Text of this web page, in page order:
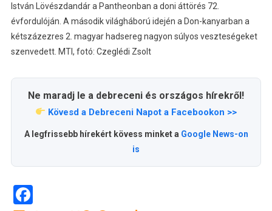
István Lövészdandár a Pantheonban a doni áttörés 72.
évfordulóján. A második világháború idején a Don-kanyarban a
kétszázezres 2. magyar hadsereg nagyon súlyos veszteségeket
szenvedett. MTI, fotó: Czeglédi Zsolt
Ne maradj le a debreceni és országos hírekről!
Kövesd a Debreceni Napot a Facebookon >>
A legfrissebb hírekért kövess minket a Google News-on
is
Facebook